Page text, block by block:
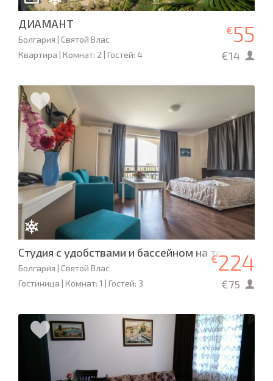
ДИАМАНТ
Болгария | Святой Влас
Квартира | Комнат: 2 | Гостей: 4
€55
€14
Студия с удобствами и бассейном на
Болгария | Святой Влас
Гостиница | Комнат: 1 | Гостей: 3
€224
€75